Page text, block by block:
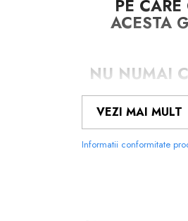
PE
ACESTA G
NU NUMAI
FOLIA
VEZI MAI MULT
Informatii conformitate